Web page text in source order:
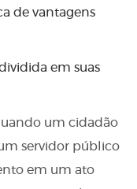
de vantagens
em suas
um cidadão
servidor público
em um ato